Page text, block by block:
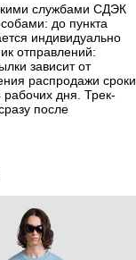
службами СДЭК
до пункта
индивидуально
отправлений:
зависит от
распродажи сроки
дня. Трек-
после